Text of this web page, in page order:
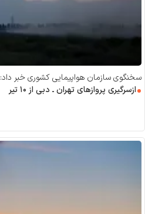
سخنگوی سازمان هواپیمایی کشوری خبر داد:
ازسرگیری پرواز‌های تهران ـ دبی از ۱۰ تیر